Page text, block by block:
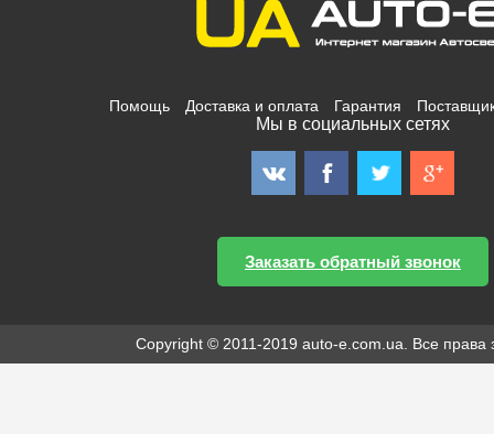
Помощь Доставка и оплата Гарантия
Мы в социальных сетях
Заказать обратный звонок
Copyright © 2011-2019 auto-e.com.ua. Все